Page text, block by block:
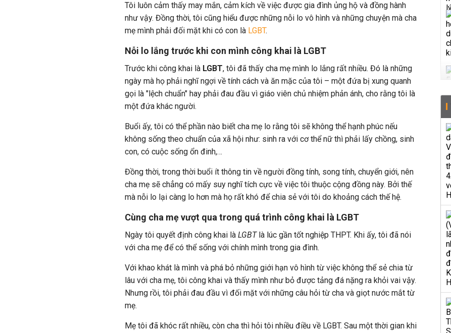
Tôi luôn cảm thấy may mắn, cảm kích về việc được gia đình ủng hộ và đồng hành
như vậy. Đồng thời, tôi cũng hiểu được những nỗi lo vô hình và những chuyện mà cha
mẹ mình phải đối mặt khi có con là LGBT.
Nỗi lo lắng trước khi con mình công khai là LGBT
Trước khi công khai là LGBT, tôi đã thấy cha mẹ mình lo lắng rất nhiều. Đó là những
ngày mà họ phải nghĩ ngợi về tính cách và ăn mặc của tôi – một đứa bị xung quanh
gọi là "lệch chuẩn" hay phải đau đầu vì giáo viên chủ nhiệm phản ánh, cho rằng tôi là
một đứa khác người.
Buổi ấy, tôi có thể phần nào biết cha mẹ lo rằng tôi sẽ không thể hạnh phúc nếu
không sống theo chuẩn của xã hội như: sinh ra với cơ thể nữ thì phải lấy chồng, sinh
con, có cuộc sống ổn đinh,…
Đồng thời, trong thời buổi ít thông tin về người đồng tính, song tính, chuyển giới, nên
cha mẹ sẽ chẳng có mấy suy nghĩ tích cực về việc tôi thuộc cộng đồng này. Bởi thế
mà nỗi lo lại càng lo hơn mà họ rất khó để chia sẻ với tôi do khoảng cách thế hệ.
Cùng cha mẹ vượt qua trong quá trình công khai là LGBT
Ngày tôi quyết định công khai là LGBTlà lúc gần tốt nghiệp THPT. Khi ấy, tôi đã nói
với cha mẹ để có thể sống với chính mình trong gia đình.
Với khao khát là mình và phá bỏ những giới hạn vô hình từ việc không thể sẻ chia từ
lâu với cha mẹ, tôi công khai và thấy mình như bỏ được tảng đá nặng ra khỏi vai vậy.
Nhưng rồi, tôi phải đau đầu vì đối mặt với những câu hỏi từ cha và giọt nước mắt từ
mẹ.
Mẹ tôi đã khóc rất nhiều, còn cha thì hỏi tôi nhiều điều về LGBT. Sau một thời gian khi